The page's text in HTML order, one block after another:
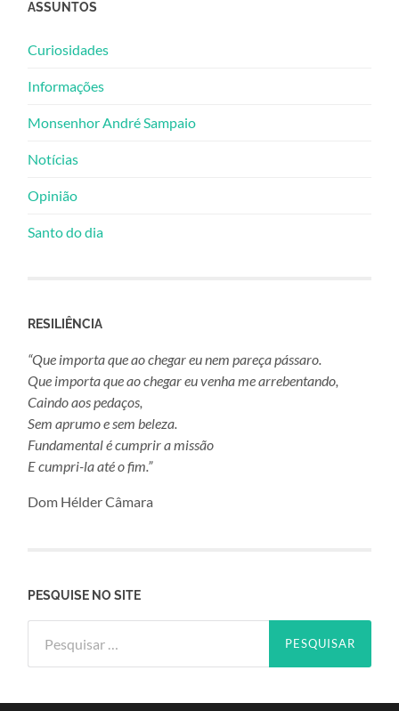
ASSUNTOS
Curiosidades
Informações
Monsenhor André Sampaio
Notícias
Opinião
Santo do dia
RESILIÊNCIA
“Que importa que ao chegar eu nem pareça pássaro.
Que importa que ao chegar eu venha me arrebentando,
Caindo aos pedaços,
Sem aprumo e sem beleza.
Fundamental é cumprir a missão
E cumpri-la até o fim.”
Dom Hélder Câmara
PESQUISE NO SITE
por: